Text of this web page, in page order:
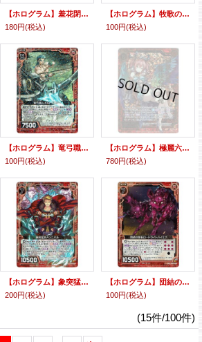
【ホログラム】羞花閉月の美女大喬
180円(税込)
【ホログラム】牧歌の精霊フォーン
100円(税込)
【ホログラム】竜弓職人ボルトスロアー
100円(税込)
【ホログラム】極麗六鳥 籠絡の胡喜媚
780円(税込)
【ホログラム】象突猛将ハンニバル
200円(税込)
【ホログラム】団結の紫石ロードライトハイエナ
100円(税込)
(15件/100件)